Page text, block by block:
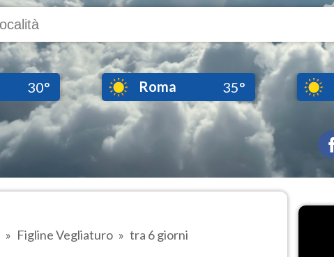
30° Roma 35°
Figline Vegliaturo tra 6 giorni